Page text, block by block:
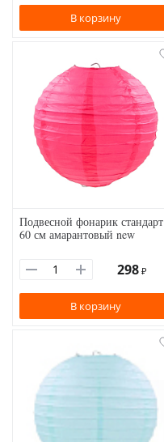
В корзину
Подвесной фонарик стандарт
60 см амарантовый new
298 ₽
В корзину